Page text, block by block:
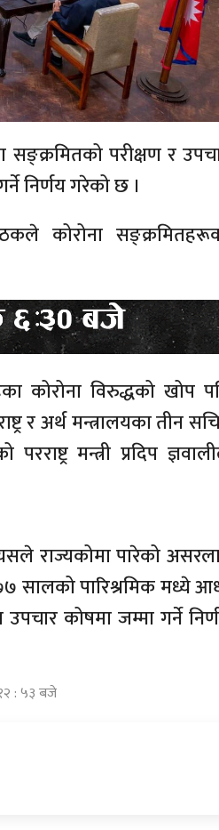
परीक्षण र
निर्णय गरेको छ ।
कोरोना
कोरोना विरुद्धको खोप
र अर्थ मन्त्रालयका तीन
मन्त्री प्रदिप
राज्यकोमा पारेको
सालको पारिश्रमिक मध्ये
कोषमा जम्मा गर्ने
: ५३ बजे